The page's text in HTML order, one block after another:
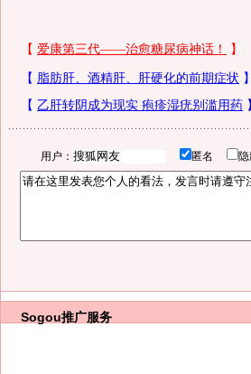
用户： 匿名
Sogou推广服务